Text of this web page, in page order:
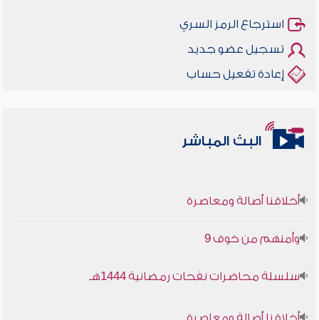
استرجاع الرمز السري
تسجيل عضو جديد
إعادة تفعيل حساب
البث المباشر
أخلاقنا أصالة ومعاصرة
وأمنهم من خوف 9
سلسلة محاضرات نفحات رمضانية 1444هـ
أخلاقنا أصالة ومعاصرة